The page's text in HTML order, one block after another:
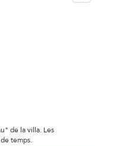
de la villa. Les
temps.